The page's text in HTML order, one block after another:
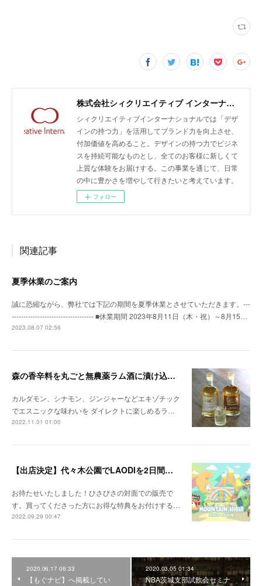
株式会社シィクリエイティブ インターナショナル/無農薬クラフトラム酒LAODI、バオバブ由来のスキンケア化粧品emiiiの開発・輸入・販売、商品企画及びデザイン、販売促進、広告運用、EC支援
シィクリエイティブインターナショナルでは「デザ
インの持つ力」を活用してブランド力を向上させ、
付加価値を高めること。デザインの持つ力でビジネ
スを持続可能なものとし、全てのお客様に新しくて
上質な体験をお届けする。この事業を通じて、日常
の中に豊かさを増やして行きたいと考えています。
フォロー
関連記事
夏季休業のご案内
誠に恐縮ながら、弊社では下記の期間を夏季休業とさせていただきます。---
----------------------------------- ■休業期間 2023年8月11日（木・祝）～8月15…
2023.08.07 02:56
森の香辛料を丸ごと無農薬ラム酒に漬け込んだ 「本格スパイスドラムシリーズ」が新登場
カルダモン、シナモン、ジンジャーなどエキゾチック
でエスニックな味わいを ダイレクトに楽しめるラ…
2022.11.01 01:00
【出店決定】代々木公園でLAODIを2日間販売！購入特典も
お待たせいたしました！ひさびさの対面での販売で
す。買ってくださった方にお得な特典をお付けする…
2022.09.29 00:47
2020.06.17 06:33
【もぐナビ】へ掲載してい
2020.03.05 01:34
NBA茨城支部試飲会セミナ